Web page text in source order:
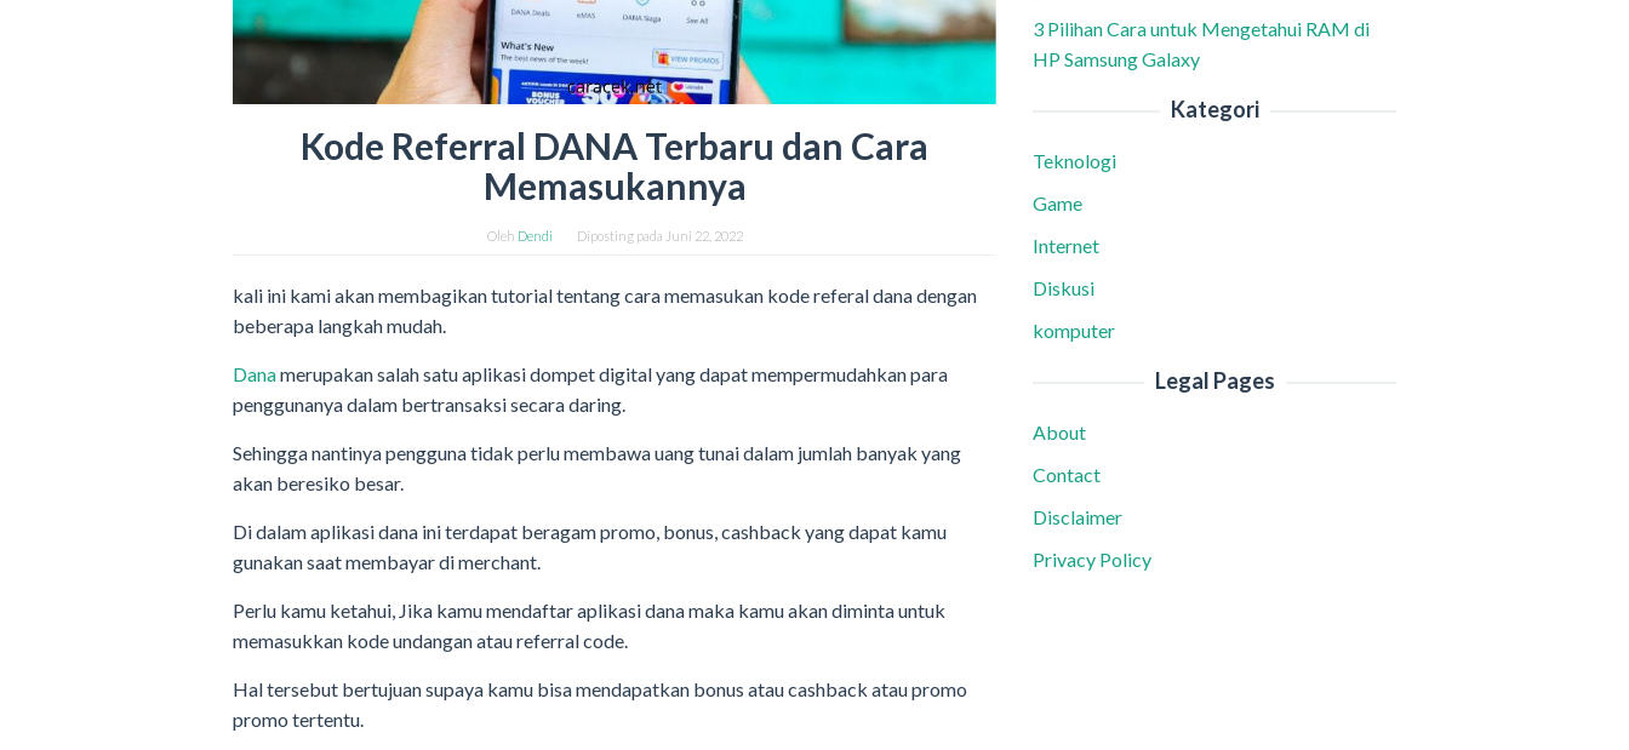
Kode Referral DANA Terbaru dan Cara
Memasukannya
Oleh Dendi Diposting pada Juni 22, 2022
kali ini kami akan membagikan tutorial tentang cara memasukan kode referal dana dengan
beberapa langkah mudah.
Danamerupakan salah satu aplikasi dompet digital yang dapat mempermudahkan para
penggunanya dalam bertransaksi secara daring.
Sehingga nantinya pengguna tidak perlu membawa uang tunai dalam jumlah banyak yang
akan beresiko besar.
Di dalam aplikasi dana ini terdapat beragam promo, bonus, cashback yang dapat kamu
gunakan saat membayar di merchant.
Perlu kamu ketahui, Jika kamu mendaftar aplikasi dana maka kamu akan diminta untuk
memasukkan kode undangan atau referral code.
Hal tersebut bertujuan supaya kamu bisa mendapatkan bonus atau cashback atau promo
promo tertentu.
3 Pilihan Cara untuk Mengetahui RAM di
HP Samsung Galaxy
Kategori
Teknologi
Game
Internet
Diskusi
komputer
Legal Pages
About
Contact
Disclaimer
Privacy Policy